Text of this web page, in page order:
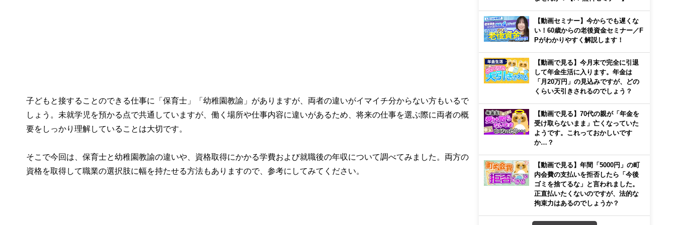
子どもと接することのできる仕事に「保育士」「幼稚園教諭」がありますが、両者の違いがイマイチ分からない方もいるで
しょう。未就学児を預かる点で共通していますが、働く場所や仕事内容に違いがあるため、将来の仕事を選ぶ際に両者の概
要をしっかり理解していることは大切です。
そこで今回は、保育士と幼稚園教諭の違いや、資格取得にかかる学費および就職後の年収について調べてみました。両方の
資格を取得して職業の選択肢に幅を持たせる方法もありますので、参考にしてみてください。
【動画セミナー】今からでも遅くな
い！60歳からの老後資金セミナー／F
Pがわかりやすく解説します！
【動画で見る】今月末で完全に引退
して年金生活に入ります。年金は
「月20万円」の見込みですが、どの
くらい天引きされるのでしょう？
【動画で見る】70代の親が「年金を
受け取らないまま」亡くなっていた
ようです。これっておかしいです
か…？
【動画で見る】年間「5000円」の町
内会費の支払いを拒否したら「今後
ゴミを捨てるな」と言われました。
正直払いたくないのですが、法的な
拘束力はあるのでしょうか？